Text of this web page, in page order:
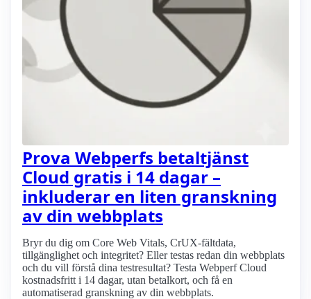
Prova Webperfs betaltjänst
Cloud gratis i 14 dagar –
inkluderar en liten granskning
av din webbplats
Bryr du dig om Core Web Vitals, CrUX-fältdata,
tillgänglighet och integritet? Eller testas redan din webbplats
och du vill förstå dina testresultat? Testa Webperf Cloud
kostnadsfritt i 14 dagar, utan betalkort, och få en
automatiserad granskning av din webbplats.